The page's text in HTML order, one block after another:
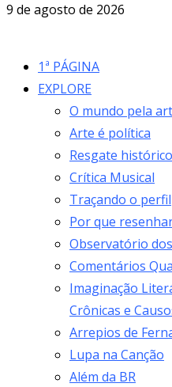
9 de agosto de 2026
1ª PÁGINA
EXPLORE
O mundo pela
Arte é política
Resgate histórico
Crítica Musical
Traçando o perfil
Por que
Observatório
Comentários
Imaginação
Crônicas e
Arrepios de
Lupa na Canção
Além da BR